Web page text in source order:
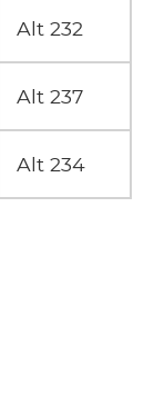
Alt 232
Alt 237
Alt 234